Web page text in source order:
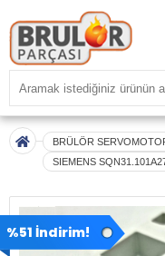
BRÜLÖR
SIEMENS
%51 İndirim!